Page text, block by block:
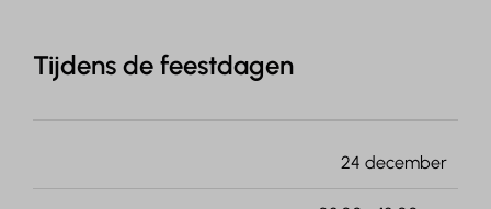
Tijdens de feestdagen
24 december